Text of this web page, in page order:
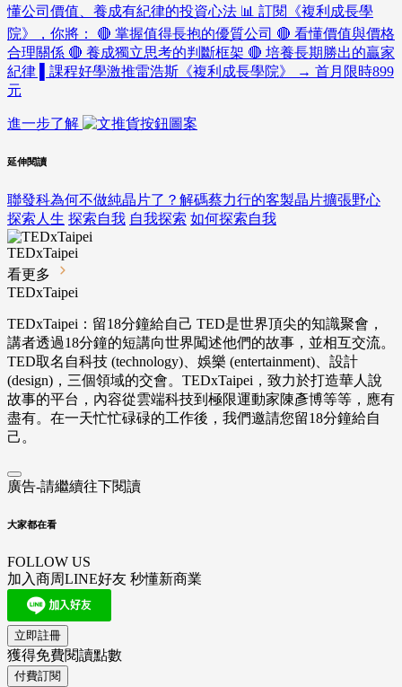
懂公司價值、養成有紀律的投資心法 📊 訂閱《複利成長學
院》，你將： 🔴 掌握值得長抱的優質公司 🔴 看懂價值與價格
合理關係 🔴 養成獨立思考的判斷框架 🔴 培養長期勝出的贏家
紀律 ▌課程好學激推雷浩斯《複利成長學院》 → 首月限時899
元
進一步了解
延伸閱讀
聯發科為何不做純晶片了？解碼蔡力行的客製晶片擴張野心
探索人生 探索自我 自我探索 如何探索自我
TEDxTaipei
看更多
TEDxTaipei
TEDxTaipei：留18分鐘給自己 TED是世界頂尖的知識聚會，
講者透過18分鐘的短講向世界闖述他們的故事，並相互交流。
TED取名自科技 (technology)、娛樂 (entertainment)、設計
(design)，三個領域的交會。TEDxTaipei，致力於打造華人說
故事的平台，內容從雲端科技到極限運動家陳彥博等等，應有
盡有。在一天忙忙碌碌的工作後，我們邀請您留18分鐘給自
己。
廣告-請繼續往下閱讀
大家都在看
FOLLOW US
加入商周LINE好友 秒懂新商業
立即註冊
獲得免費閱讀點數
付費訂閱